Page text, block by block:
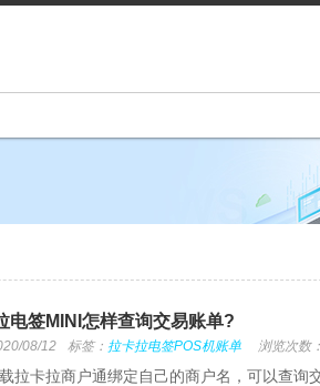
电签MINI怎样查询交易账单?
08/12 标签： 拉卡拉电签POS机账单 浏览次数
拉卡拉商户通绑定自己的商户名，可以查